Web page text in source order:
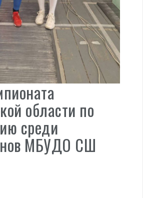
области по
среди
МБУДО СШ